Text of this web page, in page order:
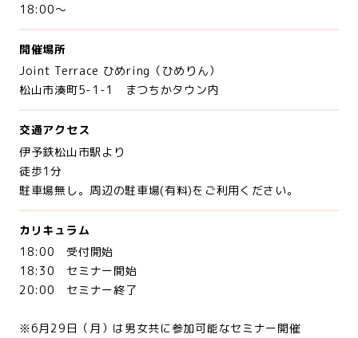
18:00～
開催場所
Joint Terrace ひめring（ひめりん）
松山市湊町5-1-1 まつちかタウン内
交通アクセス
伊予鉄松山市駅より
徒歩1分
駐車場無し。周辺の駐車場(有料)をご利用ください。
カリキュラム
18:00 受付開始
18:30 セミナー開始
20:00 セミナー終了
※6月29日（月）は男女共に参加可能なセミナー開催